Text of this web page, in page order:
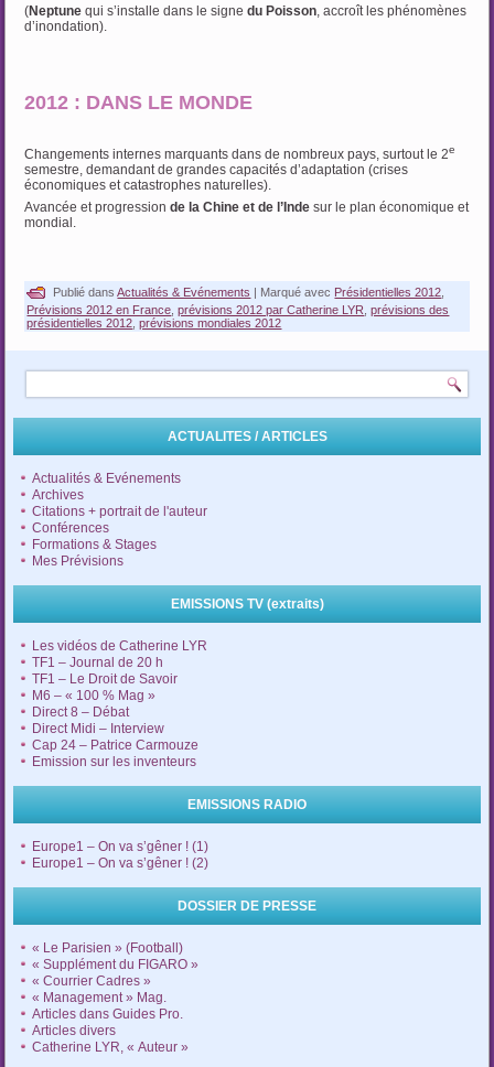
(Neptune qui s’installe dans le signedu Poisson, accroît les phénomènes
d’inondation).
2012 : DANS LE MONDE
Changements internes marquants dans de nombreux pays, surtout le 2e
semestre, demandant de grandes capacités d’adaptation (crises
économiques et catastrophes naturelles).
Avancée et progressionde la Chine et de l’Indesur le plan économique et
mondial.
Publié dans Actualités & Evénements Marqué avec Présidentielles 2012
Prévisions 2012 en France,prévisions 2012 par Catherine LYR,prévisions des
présidentielles 2012,prévisions mondiales 2012
ACTUALITES / ARTICLES
Actualités & Evénements
Archives
Citations + portrait de l'auteur
Conférences
Formations & Stages
Mes Prévisions
EMISSIONS TV (extraits)
Les vidéos de Catherine LYR
TF1 – Journal de 20 h
TF1 – Le Droit de Savoir
M6 – « 100 % Mag »
Direct 8 – Débat
Direct Midi – Interview
Cap 24 – Patrice Carmouze
Emission sur les inventeurs
EMISSIONS RADIO
Europe1 – On va s’gêner ! (1)
Europe1 – On va s’gêner ! (2)
DOSSIER DE PRESSE
« Le Parisien » (Football)
« Supplément du FIGARO »
« Courrier Cadres »
« Management » Mag.
Articles dans Guides Pro.
Articles divers
Catherine LYR, « Auteur »